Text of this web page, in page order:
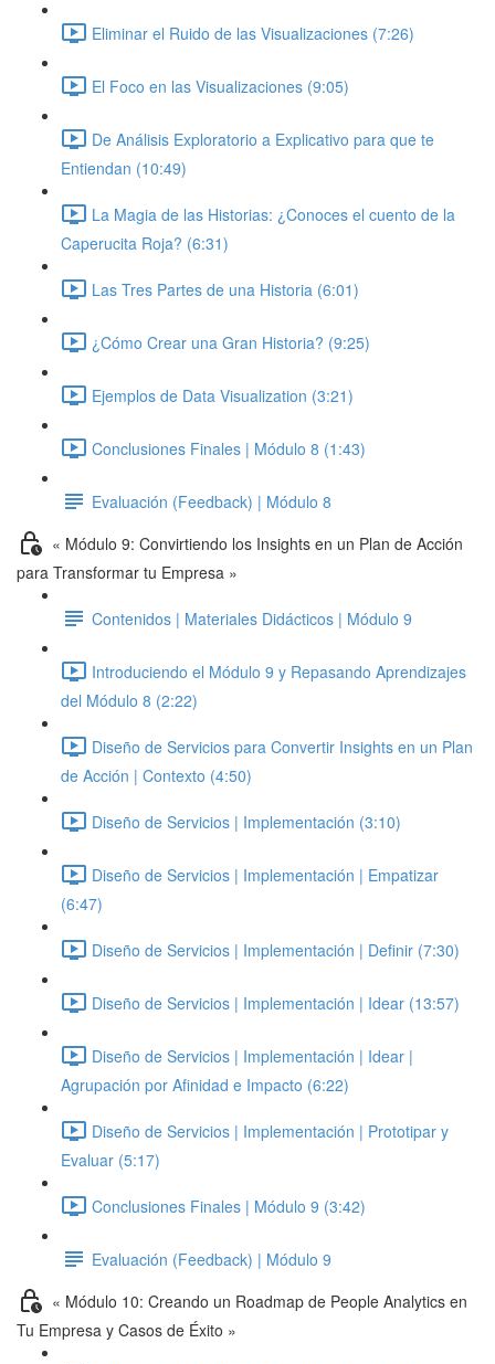
Eliminar el Ruido de las Visualizaciones (7:26)
El Foco en las Visualizaciones (9:05)
De Análisis Exploratorio a Explicativo para que te
Entiendan (10:49)
La Magia de las Historias: ¿Conoces el cuento de la
Caperucita Roja? (6:31)
Las Tres Partes de una Historia (6:01)
¿Cómo Crear una Gran Historia? (9:25)
Ejemplos de Data Visualization (3:21)
Conclusiones Finales | Módulo 8 (1:43)
Evaluación (Feedback) | Módulo 8
« Módulo 9: Convirtiendo los Insights en un Plan de Acción
para Transformar tu Empresa »
Contenidos | Materiales Didácticos | Módulo 9
Introduciendo el Módulo 9 y Repasando Aprendizajes
del Módulo 8 (2:22)
Diseño de Servicios para Convertir Insights en un Plan
de Acción | Contexto (4:50)
Diseño de Servicios | Implementación (3:10)
Diseño de Servicios | Implementación | Empatizar
(6:47)
Diseño de Servicios | Implementación | Definir (7:30)
Diseño de Servicios | Implementación | Idear (13:57)
Diseño de Servicios | Implementación | Idear |
Agrupación por Afinidad e Impacto (6:22)
Diseño de Servicios | Implementación | Prototipar y
Evaluar (5:17)
Conclusiones Finales | Módulo 9 (3:42)
Evaluación (Feedback) | Módulo 9
« Módulo 10: Creando un Roadmap de People Analytics en
Tu Empresa y Casos de Éxito »